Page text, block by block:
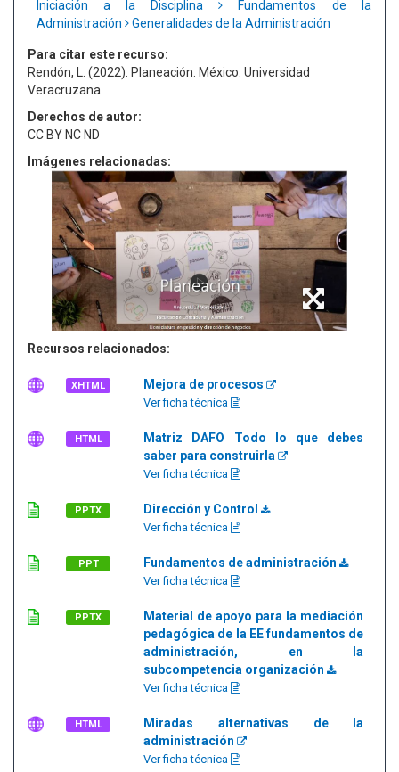
Iniciación a la Disciplina
Fundamentos de la
Administración
Generalidades de la Administración
Para citar este recurso:
Rendón, L. (2022). Planeación. México. Universidad
Veracruzana.
Derechos de autor:
CC BY NC ND
Imágenes relacionadas:
Recursos relacionados:
XHTML Mejora de procesos
Ver ficha técnica
HTML
Matriz DAFO Todo lo que debes
saber para construirla
Ver ficha técnica
PPTX Dirección y Control
Ver ficha técnica
PPT Fundamentos de administración
Ver ficha técnica
PPTX
Material de apoyo para la mediación
pedagógica de la EE fundamentos de
administración, en la
subcompetencia organización
Ver ficha técnica
HTML
Miradas alternativas de la
administración
Ver ficha técnica